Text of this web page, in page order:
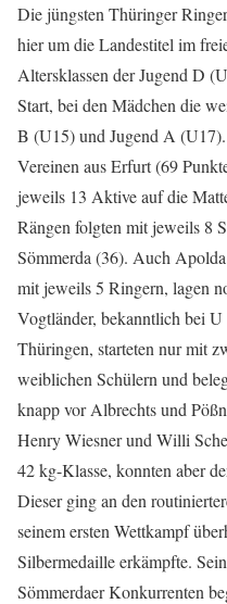
Die jüngsten Thüringer
hier um die Landestitel im
Altersklassen der Jugend D
Start, bei den Mädchen die
B (U15) und Jugend A
Vereinen aus Erfurt (69
jeweils 13 Aktive auf die
Rängen folgten mit jeweils 8
Sömmerda (36). Auch
mit jeweils 5 Ringern, lagen
Vogtländer, bekanntlich bei
Thüringen, starteten nur mit
weiblichen Schülern und
knapp vor Albrechts und
Henry Wiesner und Willi
42 kg-Klasse, konnten aber
Dieser ging an den
seinem ersten Wettkampf
Silbermedaille erkämpfte.
Sömmerdaer Konkurrenten